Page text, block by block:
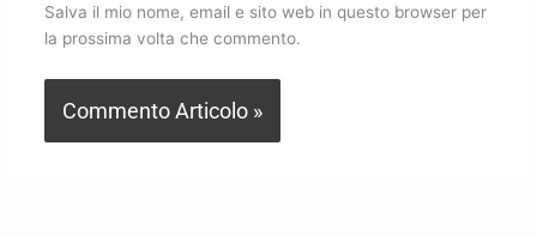
Salva il mio nome, email e sito web in questo browser per
la prossima volta che commento.